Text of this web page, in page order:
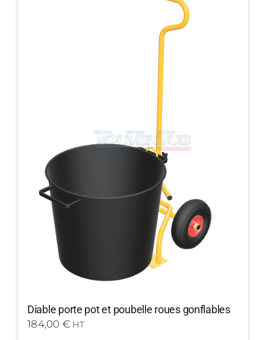
Diable porte pot et poubelle roues gonflables
184,00 € HT